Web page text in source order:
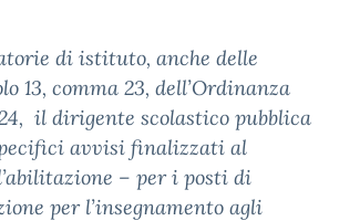
di istituto, anche delle
13, comma 23, dell’Ordinanza
il dirigente scolastico pubblica
avvisi finalizzati al
– per i posti di
per l’insegnamento agli